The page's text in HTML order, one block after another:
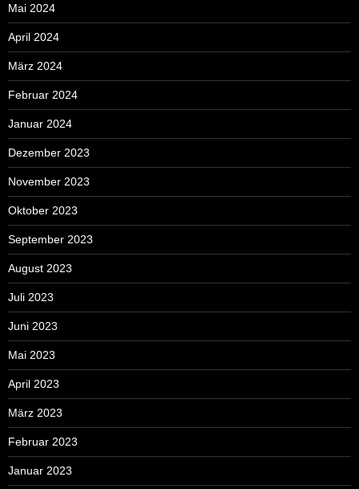
Mai 2024
April 2024
März 2024
Februar 2024
Januar 2024
Dezember 2023
November 2023
Oktober 2023
September 2023
August 2023
Juli 2023
Juni 2023
Mai 2023
April 2023
März 2023
Februar 2023
Januar 2023